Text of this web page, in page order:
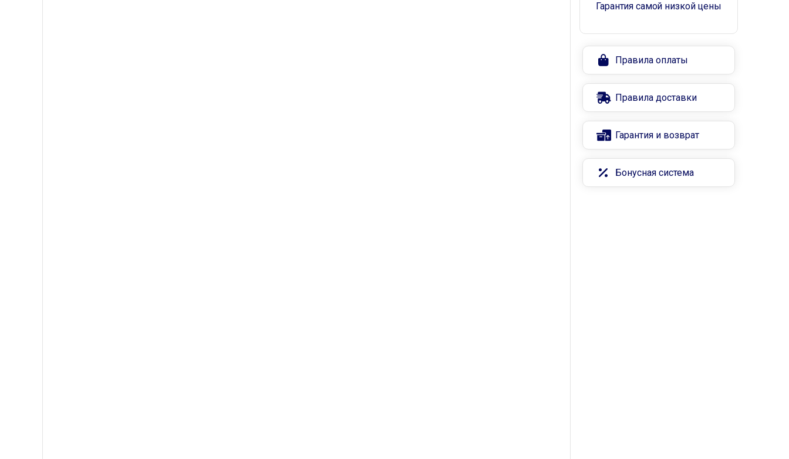
Гарантия самой низкой цены
Правила оплаты
Правила доставки
Гарантия и возврат
Бонусная система